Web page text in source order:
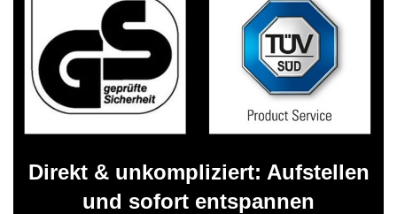
Direkt & unkompliziert: Aufstellen
und sofort entspannen